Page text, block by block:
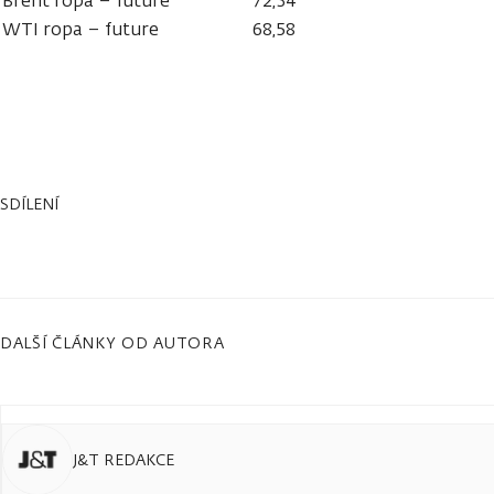
WTI ropa – future
68,58
SDÍLENÍ
DALŠÍ ČLÁNKY OD AUTORA
J&T REDAKCE